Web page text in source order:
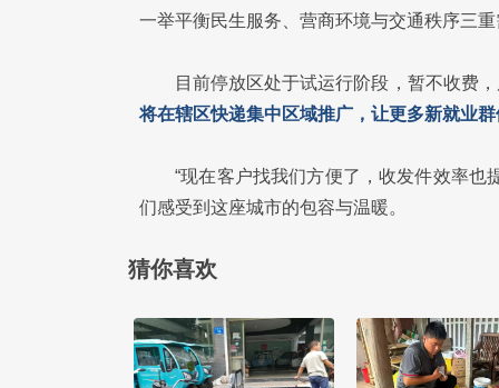
一举平衡民生服务、营商环境与交通秩序三
目前停放区处于试运行阶段，暂不收费
将在辖区快递集中区域推广，让更多新就业
“现在客户找我们方便了，收发件效率也
们感受到这座城市的包容与温暖。
猜你喜欢